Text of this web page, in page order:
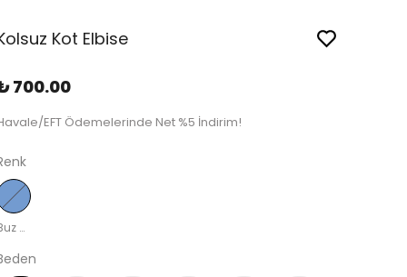
Kot Elbise
700.00
EFT Ödemelerinde Net %5 İndirim!
Buz Mavisi